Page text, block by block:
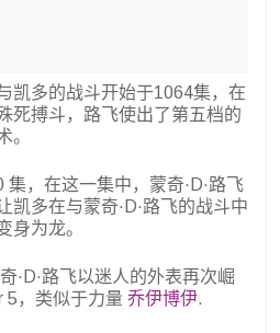
凯多的战斗开始于1064集，在
死搏斗，路飞使出了第五档的
。
，在这一集中，蒙奇·D·路飞
凯多在与蒙奇·D·路飞的战斗中
身为龙。
·D·路飞以迷人的外表再次崛
5，类似于力量 乔伊博伊.